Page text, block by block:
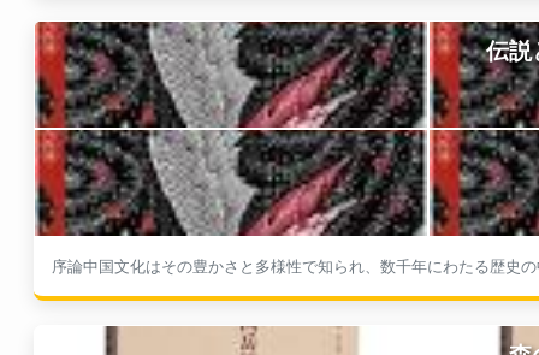
伝説
序論中国文化はその豊かさと多様性で知られ、数千年にわたる歴史
森